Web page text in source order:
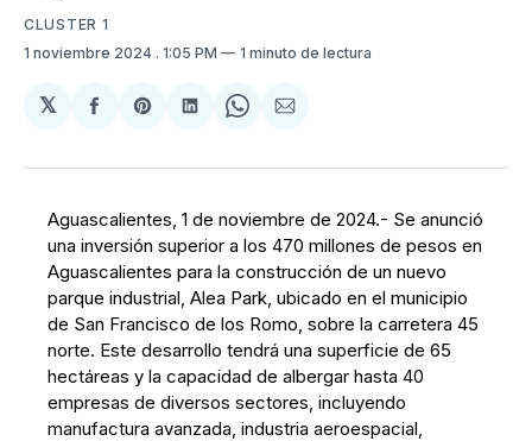
CLUSTER 1
1 noviembre 2024 . 1:05 PM 1 minuto de lectura
𝕏
Compartir
Facebook
Share
Pinterest
Compartir
LinkedIn
Share
WhatsApp
Compartir
Email
Aguascalientes, 1 de noviembre de 2024.- Se anunció
una inversión superior a los 470 millones de pesos en
Aguascalientes para la construcción de un nuevo
parque industrial, Alea Park, ubicado en el municipio
de San Francisco de los Romo, sobre la carretera 45
norte. Este desarrollo tendrá una superficie de 65
hectáreas y la capacidad de albergar hasta 40
empresas de diversos sectores, incluyendo
manufactura avanzada, industria aeroespacial,